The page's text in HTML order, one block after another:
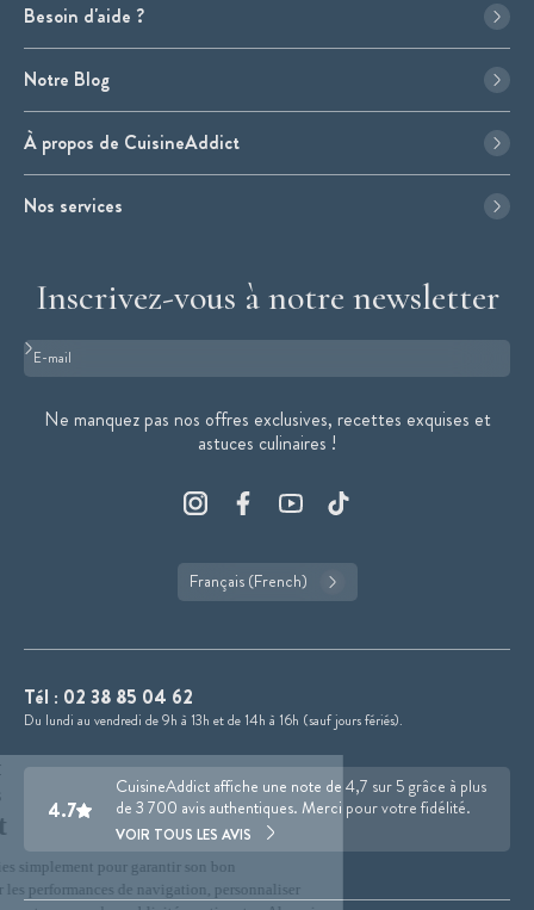
Besoin d'aide ?
Notre Blog
À propos de CuisineAddict
Nos services
Inscrivez-vous à notre newsletter
Format : adresse@email.com
Ne manquez pas nos offres exclusives, recettes exquises et
astuces culinaires !
Français (French)
Tél : 02 38 85 04 62
Du lundi au vendredi de 9h à 13h et de 14h à 16h (sauf jours fériés).
4.7
CuisineAddict affiche une note de 4,7 sur 5 grâce à plus
de 3 700 avis authentiques. Merci pour votre fidélité.
VOIR TOUS LES AVIS